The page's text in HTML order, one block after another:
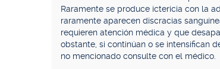
Raramente se produce ictericia con la
raramente aparecen discracias
requieren atención médica y que
obstante, si continúan o se intensifican
no mencionado consulte con el médico.